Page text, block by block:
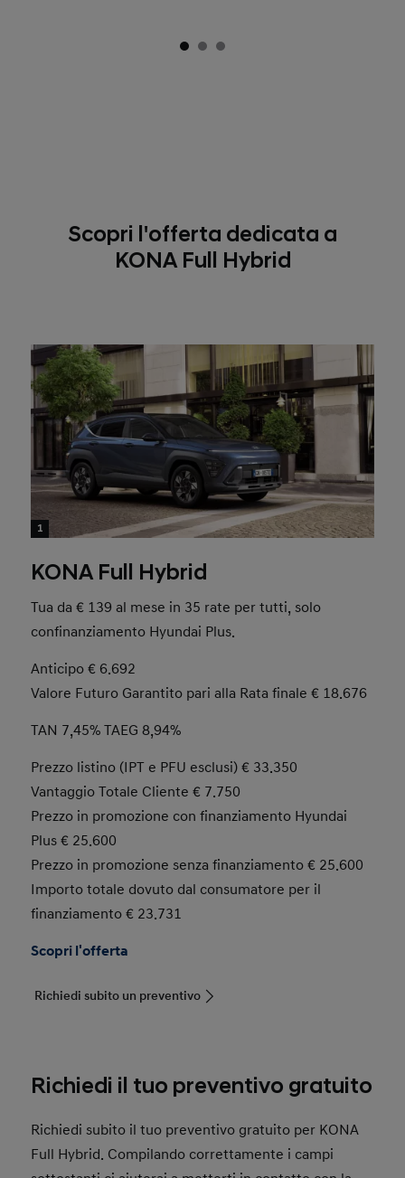
Scopri l'offerta dedicata a
KONA Full Hybrid
1
KONA Full Hybrid
Tua da € 139 al mese in 35 rate per tutti, solo
confinanziamento Hyundai Plus.
Anticipo € 6.692
Valore Futuro Garantito pari alla Rata finale € 18.676
TAN 7,45% TAEG 8,94%
Prezzo listino (IPT e PFU esclusi) € 33.350
Vantaggio Totale Cliente € 7.750
Prezzo in promozione con finanziamento Hyundai
Plus € 25.600
Prezzo in promozione senza finanziamento € 25.600
Importo totale dovuto dal consumatore per il
finanziamento € 23.731
Scopri l'offerta
Richiedi subito un preventivo
Richiedi il tuo preventivo gratuito
Richiedi subito il tuo preventivo gratuito per KONA
Full Hybrid. Compilando correttamente i campi